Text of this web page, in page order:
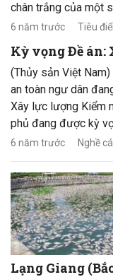
chân trắng của một
6 năm trước Tiêu
Kỳ vọng Đề
(Thủy sản Việt
an toàn ngư dân
Xây lực lượng Kiểm
phủ đang được kỳ
khăn cho ngành khai
đảo của Tổ quốc.
6 năm trước Nghề
Lạng Giang